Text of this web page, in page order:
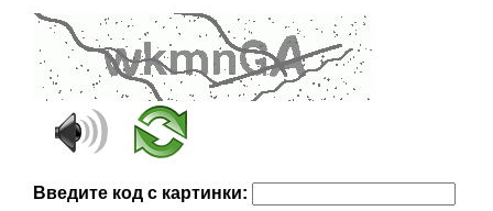
Введите код с картинки: